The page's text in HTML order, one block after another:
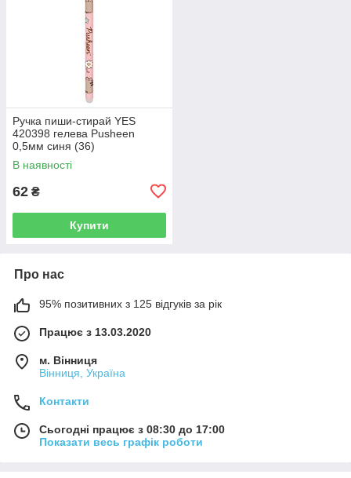
Ручка пиши-стирай YES
420398 гелева Pusheen
0,5мм синя (36)
В наявності
62 ₴
Купити
Про нас
95% позитивних з 125 відгуків за рік
Працює з 13.03.2020
м. Вінниця
Вінниця, Україна
Контакти
Сьогодні працює з 08:30 до 17:00
Показати весь графік роботи